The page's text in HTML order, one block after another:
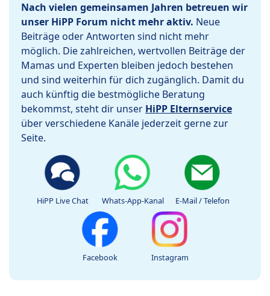
Nach vielen gemeinsamen Jahren betreuen wir
unser HiPP Forum nicht mehr aktiv. Neue
Beiträge oder Antworten sind nicht mehr
möglich. Die zahlreichen, wertvollen Beiträge der
Mamas und Experten bleiben jedoch bestehen
und sind weiterhin für dich zugänglich. Damit du
auch künftig die bestmögliche Beratung
bekommst, steht dir unser HiPP Elternservice
über verschiedene Kanäle jederzeit gerne zur
Seite.
HiPP Live Chat Whats-App-Kanal E-Mail / Telefon
Facebook Instagram